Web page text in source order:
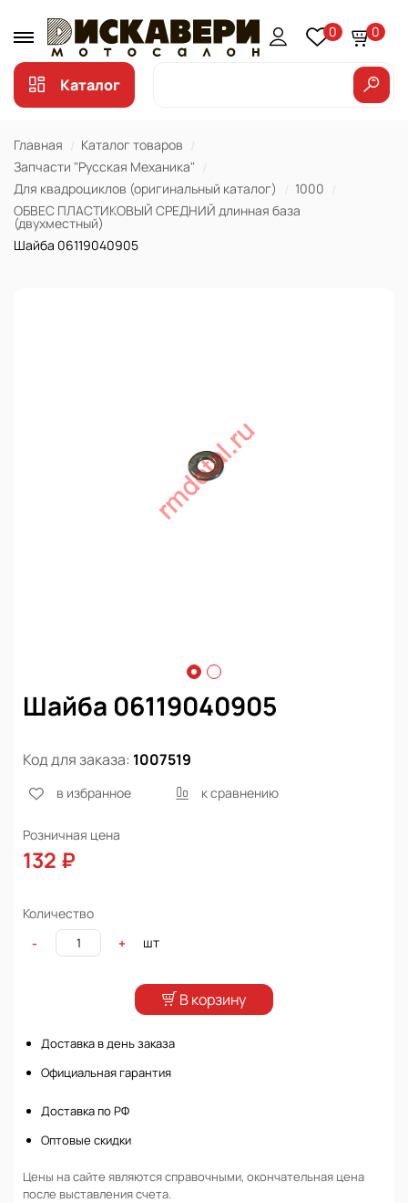
0 0
Каталог
Главная
Каталог товаров
Запчасти "Русская Механика"
Для квадроциклов (оригинальный каталог)
1000
ОБВЕС ПЛАСТИКОВЫЙ СРЕДНИЙ длинная база
(двухместный)
Шайба 06119040905
Шайба 06119040905
Код для заказа: 1007519
в избранное к сравнению
Розничная цена
132 ₽
Количество
-
+ шт
В корзину
Доставка в день заказа
Официальная гарантия
Доставка по РФ
Оптовые скидки
Цены на сайте являются справочными, окончательная цена
после выставления счета.